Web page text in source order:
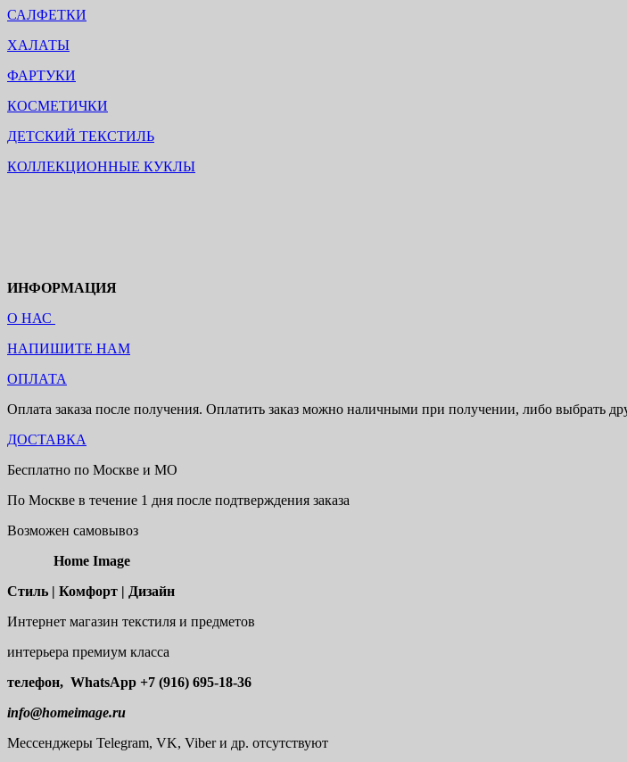
САЛФЕТКИ
ХАЛАТЫ
ФАРТУКИ
КОСМЕТИЧКИ
ДЕТСКИЙ ТЕКСТИЛЬ
КОЛЛЕКЦИОННЫЕ КУКЛЫ
ИНФОРМАЦИЯ
О НАС
НАПИШИТЕ НАМ
ОПЛАТА
Оплата заказа после получения. Оплатить заказ можно наличными при получении, либо выбрать
ДОСТАВКА
Бесплатно по Москве и МО
По Москве в течение 1 дня после подтверждения заказа
Возможен самовывоз
Home Image
Стиль | Комфорт | Дизайн
Интернет магазин текстиля и предметов
интерьера премиум класса
телефон, WhatsApp +7 (916) 695-18-36
info@homeimage.ru
Мессенджеры Telegram, VK, Viber и др. отсутствуют